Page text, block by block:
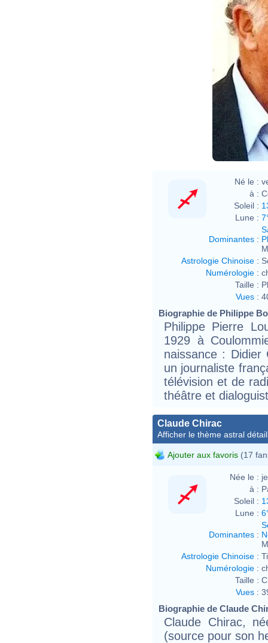
Né le :
à :
Soleil :
Lune :
Dominantes :
Astrologie Chinoise :
Numérologie :
Taille :
Vues :
Biographie de Philippe
Philippe Pierre
1929 à
naissance : Didier
un journaliste
télévision et de
théâtre et
Claude Chirac
Afficher le thème astral
Ajouter aux favoris (17
Née le :
à :
Soleil :
Lune :
Dominantes :
Astrologie Chinoise :
Numérologie :
Taille :
Vues :
Biographie de Claude
Claude Chirac,
(source pour son